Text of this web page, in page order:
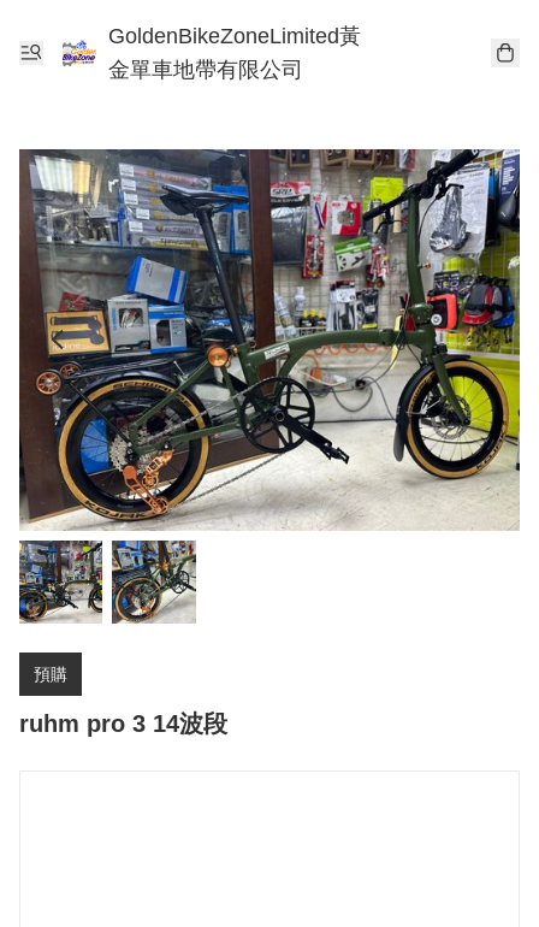
GoldenBikeZoneLimited黃
金單車地帶有限公司
預購
ruhm pro 3 14波段